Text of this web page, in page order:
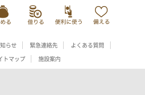
らせ 緊急連絡先 よくある質問
トマップ 施設案内